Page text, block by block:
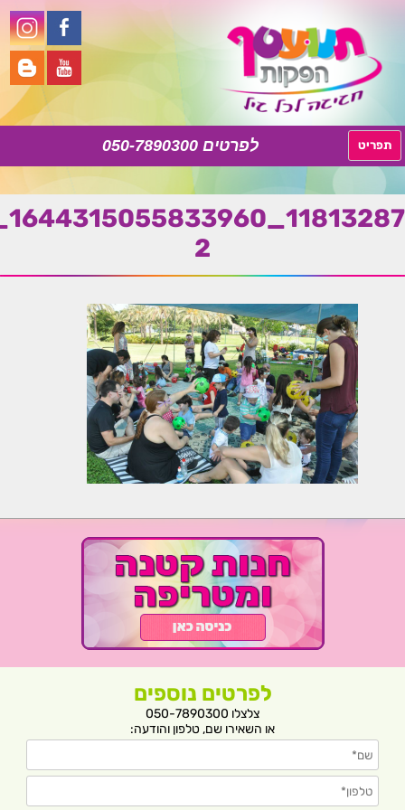
11813287_1644315055833960_4918612923217449994_n-